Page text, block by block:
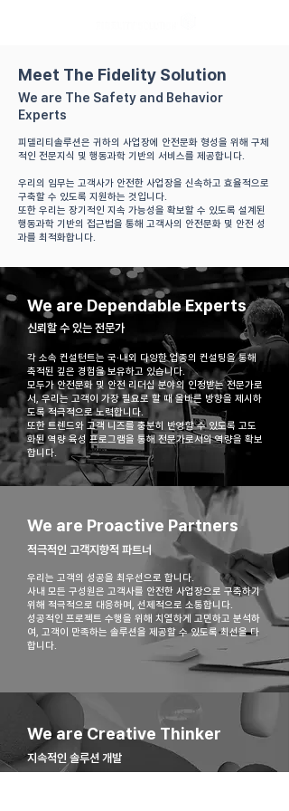
Meet The Fidelity Solution
We are The Safety and Behavior
Experts
​피델리티솔루션은​ 귀하의 사업장에 안전문화 형성을 위해 구체
적인 전문지식 및 행동과학 기반의 서비스를 제공합니다.
우리의 임무는 고객사가 안전한 사업장을 신속하고 효율적으로
구축할 수 있도록 지원하는 것입니다.
또한 우리는 장기적인 지속 가능성을 확보할 수 있도록 설계된
행동과학 기반의 접근법을 통해 고객사의 안전문화 및 안전 성
과를 최적화합니다.
We are Dependable Experts
신뢰할 수 있는 전문가
각 소속 컨설턴트는 국·내외 다양한 업종의 컨설팅을 통해
축적된 깊은 경험을 보유하고 있습니다.
모두가 안전문화 및 안전 리더십 분야의 인정받는 전문가로
서, 우리는 고객이 가장 필요로 할 때 올바른 방향을 제시하
도록 적극적으로 노력합니다.
또한 트렌드와 고객 니즈를 충분히 반영할 수 있도록 고도
화된 역량 육성 프로그램을 통해 전문가로서의 역량을 확보
합니다.
We are Proactive Partners
​적극적인 고객지향적 파트너
우리는 고객의 성공을 최우선으로 합니다.
사내 모든 구성원은 ​고객사를 안전한 사업장으로 구축하기
위해 적극적으로 대응하며, 선제적으로 소통합니다.
​성공적인 프로젝트 수행을 위해 치열하게 고민하고 분석하
여, 고객이 만족하는 솔루션을 제공할 수 있도록 최선을 다
합니다.
We are Creative Thinker
​지속적인 솔루션 개발